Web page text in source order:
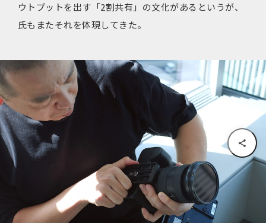
ウトプットを出す「2割共有」の文化があるというが、
氏もまたそれを体現してきた。